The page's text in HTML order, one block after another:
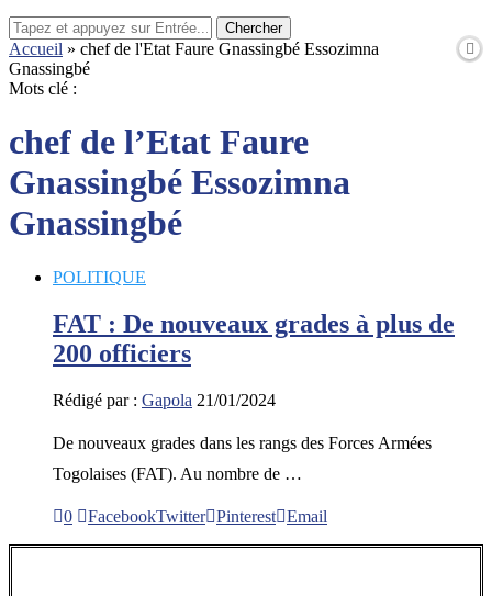
Chercher
Accueil » chef de l'Etat Faure Gnassingbé Essozimna
Gnassingbé
Mots clé :
chef de l’Etat Faure
Gnassingbé Essozimna
Gnassingbé
POLITIQUE
FAT : De nouveaux grades à plus de
200 officiers
Rédigé par : Gapola 21/01/2024
De nouveaux grades dans les rangs des Forces Armées
Togolaises (FAT). Au nombre de …
0 FacebookTwitter Pinterest Email